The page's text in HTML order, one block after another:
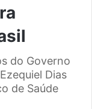
do Governo
Dias
de Saúde